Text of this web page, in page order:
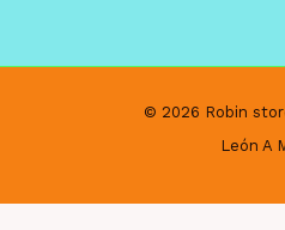
© 2026 Robin
León A